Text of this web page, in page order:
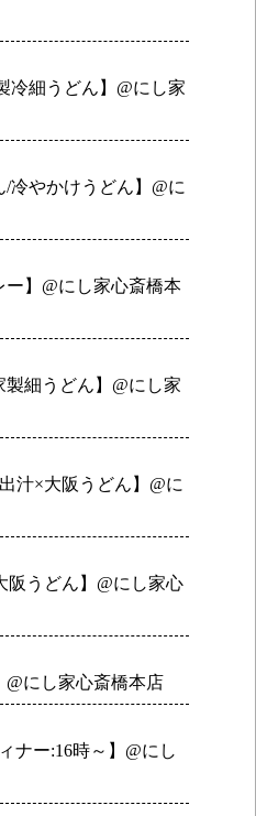
冷細うどん】@にし家
/冷やかけうどん】@に
ー】@にし家心斎橋本
製細うどん】@にし家
汁×大阪うどん】@に
阪うどん】@にし家心
@にし家心斎橋本店
ナー:16時～】@にし